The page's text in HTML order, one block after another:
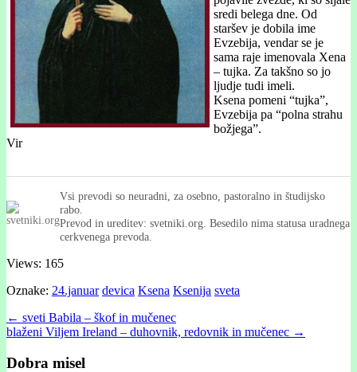
sredi belega dne. Od
staršev je dobila ime
Evzebija, vendar se je
sama raje imenovala Xena
– tujka. Za takšno so jo
ljudje tudi imeli.
Ksena pomeni “tujka”,
Evzebija pa “polna strahu
božjega”.
Vir
Vsi prevodi so neuradni, za osebno, pastoralno in študijsko
rabo.
Prevod in ureditev: svetniki.org. Besedilo nima statusa uradnega
cerkvenega prevoda.
Views: 165
Oznake: 24.januar devica Ksena Ksenija sveta
Post
navigation
← sveti Babila – škof in mučenec
blaženi Viljem Ireland – duhovnik, redovnik in mučenec →
Dobra misel